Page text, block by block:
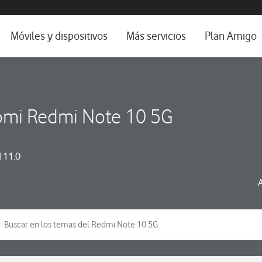
e idioma
Móviles y dispositivos
Ver todos
Más servicios Plan Amigo
Redmi Note 10 5G
11.0